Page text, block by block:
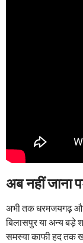
अब नहीं जाना
अभी तक धरमजयगढ़
बिलासपुर या अन्य बड़े
समस्या काफी हद तक